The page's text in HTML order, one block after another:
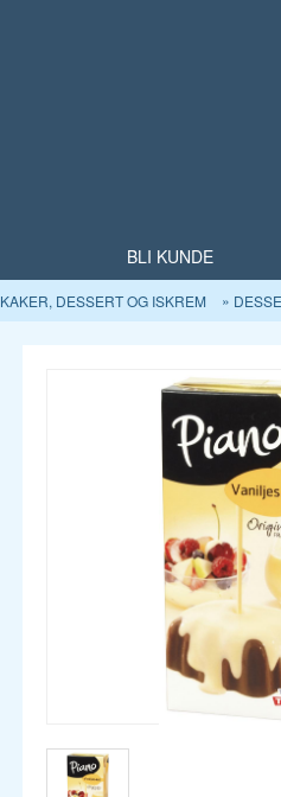
BLI KUNDE
KAKER, DESSERT OG ISKREM